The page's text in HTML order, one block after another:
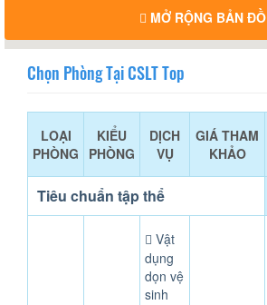
MỞ RỘNG BẢN ĐỒ
Chọn Phòng Tại CSLT Top
LOẠI
PHÒNG
KIỂU
PHÒNG
DỊCH
VỤ
GIÁ THAM
KHẢO
Tiêu chuẩn tập thể
Vật
dụng
dọn vệ
sinh